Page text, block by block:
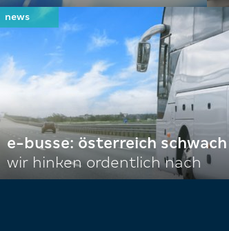
e-busse: österreich schwach
wir hinken ordentlich nach